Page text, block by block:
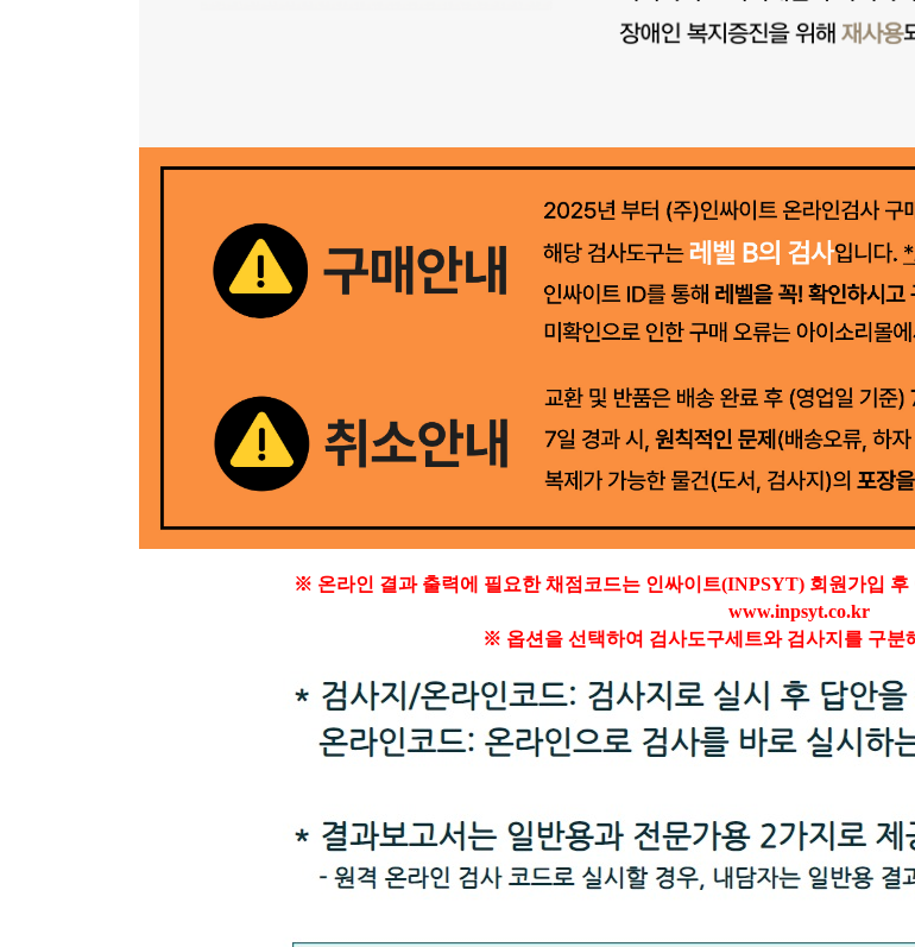
※ 온라인 결과 출력에 필요한 채점코드는 인싸이트(INPSYT) 회원가입
www.inpsyt.co.kr
※ 옵션을 선택하여 검사도구세트와 검사지를 구분